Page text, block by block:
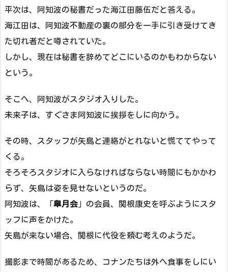
平次は、阿知波の秘書だった海江田藤伍だと答える。
海江田は、阿知波不動産の裏の部分を一手に引き受けてき
た切れ者だと噂されていた。
しかし、現在は秘書を辞めてどこにいるのかもわからない
という。
そこへ、阿知波がスタジオ入りした。
未来子は、すぐさま阿知波に挨拶をしに向かう。
その時、スタッフが矢島と連絡がとれないと慌ててやって
くる。
そろそろスタジオに入らなければならない時間にもかかわ
らず、矢島は姿を見せないというのだ。
阿知波は、「皐月会」の会員、関根康史を呼ぶようにスタ
ッフに声をかけた。
矢島が来ない場合、関根に代役を頼む考えのようだ。
撮影まで時間があるため、コナンたちは外へ食事をしにい